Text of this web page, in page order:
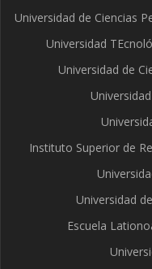
Universidad de Ciencias
Universidad
Universidad de
Instituto Superior de
Universidad
Escuela